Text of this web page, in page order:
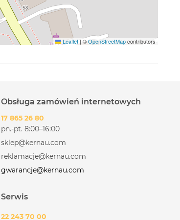
Leaflet | ©OpenStreetMapcontributors
Obsługa zamówień internetowych
17 865 26 80
pn.-pt. 8:00–16:00
sklep@kernau.com
reklamacje@kernau.com
gwarancje@kernau.com
Serwis
22 243 70 00